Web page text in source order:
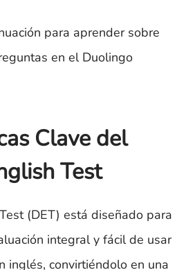
para aprender sobre
en el Duolingo
Clave del
Test
(DET) está diseñado para
integral y fácil de usar
inglés, convirtiéndolo en una